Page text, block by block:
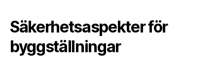
Säkerhetsaspekter för
byggställningar